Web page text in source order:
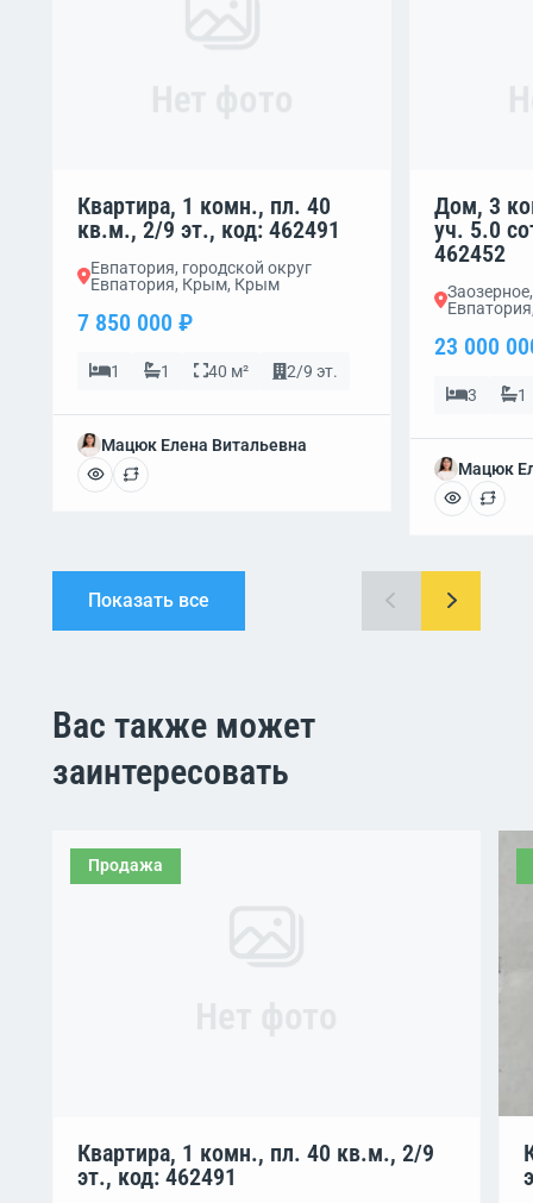
Квартира, 1 комн., пл. 40
кв.м., 2/9 эт., код: 462491
Евпатория, городской округ
Евпатория, Крым, Крым
7 850 000 ₽
1 1 40 м² 2/9 эт.
Мацюк Елена Витальевна
Дом, 3
уч. 5.0
462452
23 000
3 1
Мацюк
Показать все
Вас также может
заинтересовать
Продажа
Квартира, 1 комн., пл. 40 кв.м., 2/9
эт., код: 462491